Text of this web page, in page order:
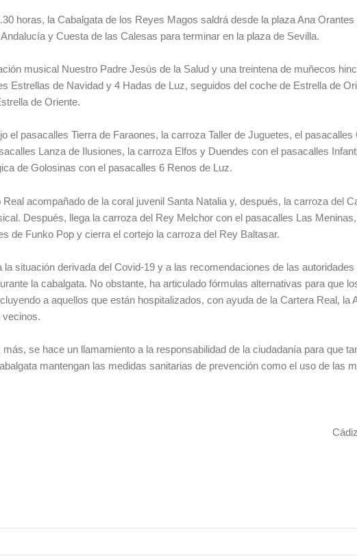
horas, la Cabalgata de los Reyes Magos saldrá desde la plaza Ana
y Cuesta de las Calesas para terminar en la plaza de Sevilla.
musical Nuestro Padre Jesús de la Salud y una treintena de muñecos
Estrellas de Navidad y 4 Hadas de Luz, seguidos del coche de Estrella de
de Oriente.
el pasacalles Tierra de Faraones, la carroza Taller de Juguetes, el
Lanza de Ilusiones, la carroza Elfos y Duendes con el pasacalles
de Golosinas con el pasacalles 6 Renos de Luz.
acompañado de la coral juvenil Santa Natalia y, después, la carroza del
Después, llega la carroza del Rey Melchor con el pasacalles Las
de Funko Pop y cierra el cortejo la carroza del Rey Baltasar.
la situación derivada del Covid-19 y a las recomendaciones de las
la cabalgata. No obstante, ha articulado fórmulas alternativas para que
a aquellos que están hospitalizados, con ayuda de la Cartera Real, la
vecinos.
se hace un llamamiento a la responsabilidad de la ciudadanía para que
mantengan las medidas sanitarias de prevención como el uso de las